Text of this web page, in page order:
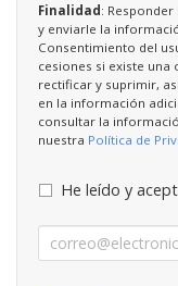
Finalidad:
y enviarle la
Consentimiento del
cesiones si existe una
rectificar y suprimir,
en la información
consultar la
nuestra Política de
He leído y